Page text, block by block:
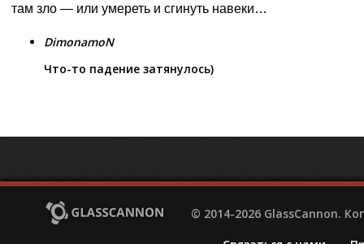
там зло — или умереть и сгинуть навеки…
DimonamoN
Что-то падение затянулось)
© 2014-2026 GlassCannon.